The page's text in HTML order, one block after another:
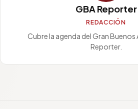
GBA Reporter
REDACCIÓN
Cubre la agenda del Gran Buenos
Reporter.